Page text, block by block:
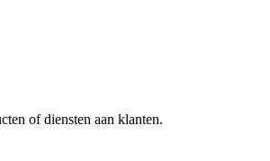
of diensten aan klanten.